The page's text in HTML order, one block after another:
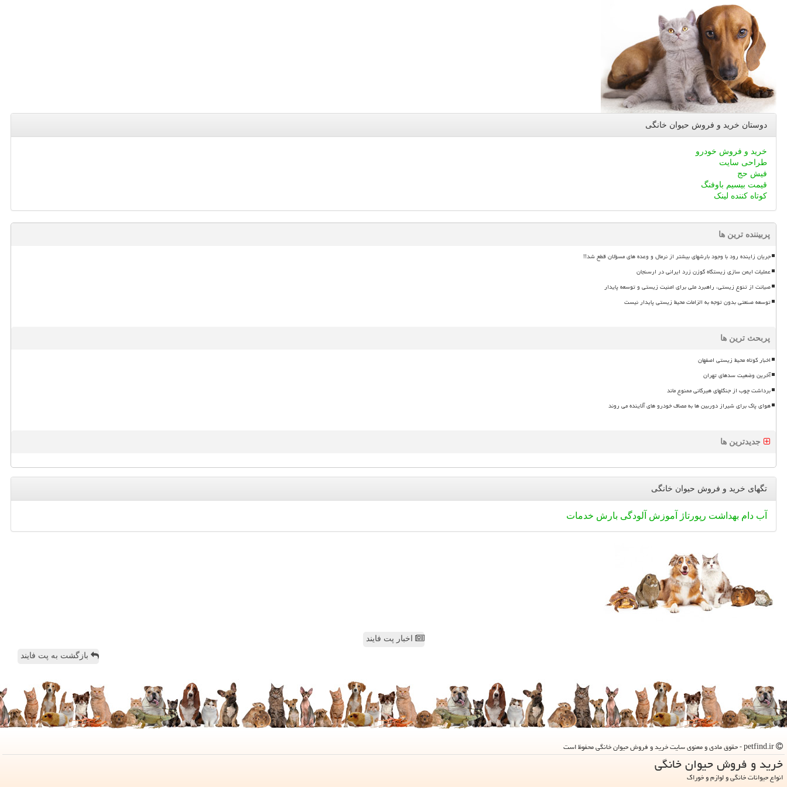
دوستان خرید و فروش حیوان خانگی
خرید و فروش خودرو
طراحی سایت
فیش حج
قیمت بیسیم باوفنگ
کوتاه کننده لینک
پربیننده ترین ها
جریان زاینده رود با وجود بارشهای بیشتر از نرمال و وعده های مسؤلان قطع شد!!
عملیات ایمن سازی زیستگاه گوزن زرد ایرانی در ارسنجان
صیانت از تنوع زیستی، راهبرد ملی برای امنیت زیستی و توسعه پایدار
توسعه صنعتی بدون توجه به الزامات محیط زیستی پایدار نیست
پربحث ترین ها
اخبار کوتاه محیط زیستی اصفهان
آخرین وضعیت سدهای تهران
برداشت چوب از جنگلهای هیرکانی ممنوع ماند
هوای پاک برای شیراز دوربین ها به مصاف خودرو های آلاینده می روند
جدیدترین ها
تگهای خرید و فروش حیوان خانگی
آب دام بهداشت رپورتاژ آموزش آلودگی بارش خدمات
اخبار پت فایند
بازگشت به پت فایند
خرید و فروش حیوان خانگی
انواع حیوانات خانگی و لوازم و خوراک